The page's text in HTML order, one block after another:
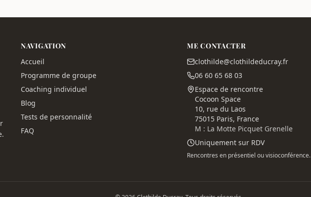
NAVIGATION
Accueil
Programme de groupe
Coaching individuel
Blog
Tests de personnalité
FAQ
ME CONTACTER
clothilde@clothildeducray.fr
06 60 65 68 03
Espace de rencontre
Cocoon Space
10, rue du Laos
75015 Paris, France
M : La Motte Picquet Grenelle
Uniquement sur RDV
Rencontres en présentiel ou visioconférence.